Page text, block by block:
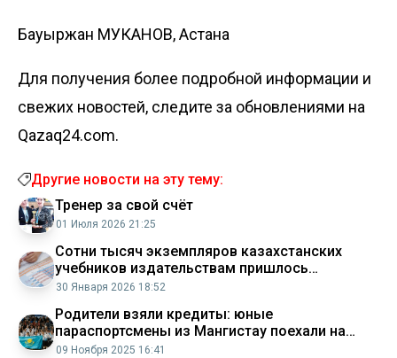
Бауыржан МУКАНОВ, Астана
Для получения более подробной информации и
свежих новостей, следите за обновлениями на
Qazaq24.com.
Другие новости на эту тему:
Тренер за свой счёт
01 Июля 2026 21:25
Сотни тысяч экземпляров казахстанских
учебников издательствам пришлось
перевыпускать за свой счёт Минпросвет
30 Января 2026 18:52
Родители взяли кредиты: юные
параспортсмены из Мангистау поехали на
соревнования за свой счёт
09 Ноября 2025 16:41